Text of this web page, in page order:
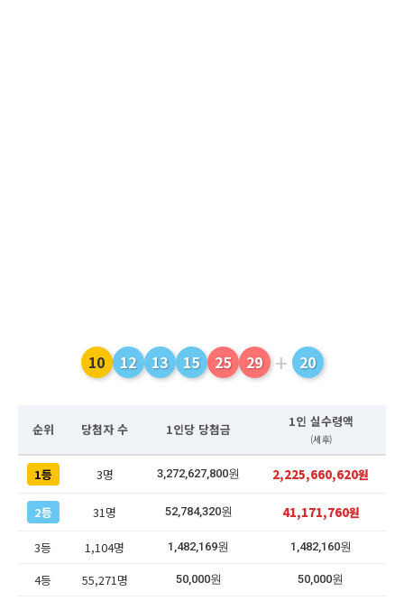
10 12 13 15 25 29 + 20
순위 당첨자 수 1인당 당첨금 1인 실수령액
(세후)
1등 3명 3,272,627,800원 2,225,660,620원
2등 31명 52,784,320원 41,171,760원
3등 1,104명 1,482,169원 1,482,160원
4등 55,271명 50,000원 50,000원